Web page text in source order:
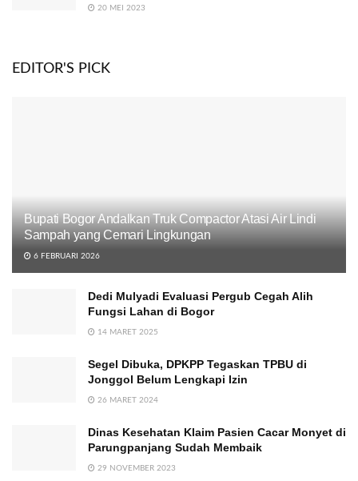
20 MEI 2023
EDITOR'S PICK
Bupati Bogor Andalkan Truk Compactor Atasi Air Lindi
Sampah yang Cemari Lingkungan
6 FEBRUARI 2026
Dedi Mulyadi Evaluasi Pergub Cegah Alih
Fungsi Lahan di Bogor
14 MARET 2025
Segel Dibuka, DPKPP Tegaskan TPBU di
Jonggol Belum Lengkapi Izin
26 MARET 2024
Dinas Kesehatan Klaim Pasien Cacar Monyet di
Parungpanjang Sudah Membaik
29 NOVEMBER 2023